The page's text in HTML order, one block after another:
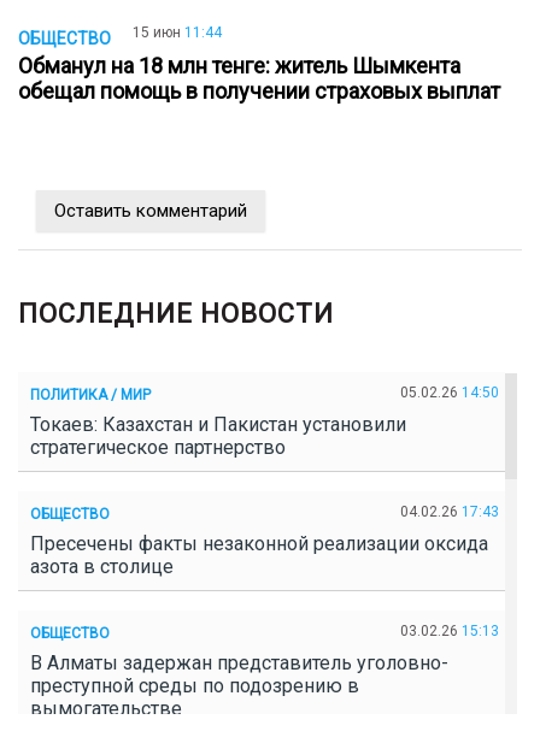
ОБЩЕСТВО 15 июн 11:44
Обманул на 18 млн тенге: житель Шымкента
обещал помощь в получении страховых выплат
Оставить комментарий
ПОСЛЕДНИЕ НОВОСТИ
ПОЛИТИКА / МИР 05.02.26 14:50
Токаев: Казахстан и Пакистан установили
стратегическое партнерство
ОБЩЕСТВО 04.02.26 17:43
Пресечены факты незаконной реализации оксида
азота в столице
ОБЩЕСТВО 03.02.26 15:13
В Алматы задержан представитель уголовно-
преступной среды по подозрению в
вымогательстве